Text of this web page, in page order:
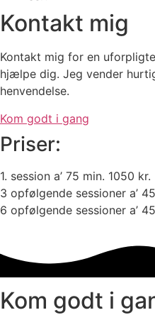
Kontakt mig
Kontakt mig for en
hjælpe dig. Jeg vender
henvendelse.
Kom godt i gang
Priser:
1. session a’ 75 min. 1050 kr.
3 opfølgende sessioner a’
6 opfølgende sessioner a’
Kom godt i